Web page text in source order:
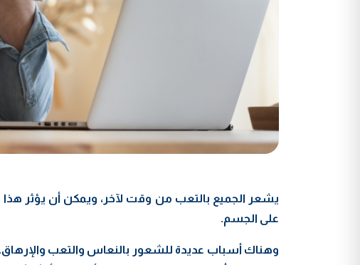
يشعر الجميع بالتعب من وقت لآخر، ويمكن أن يؤثر هذا
على الجسم.
وهناك أسباب عديدة للشعور بالنعاس والتعب